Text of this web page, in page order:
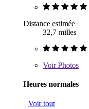
Distance estimée
32,7 milles
VoirPhotos
Heures normales
Voir tout